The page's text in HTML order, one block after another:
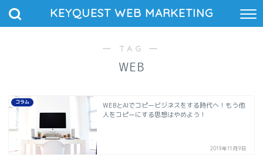
KEYQUEST WEB MARKETING
― TAG ―
WEB
コラム
WEBとAIでコピービジネスをする時代へ！もう他
人をコピーにする思想はやめよう！
2019年11月9日